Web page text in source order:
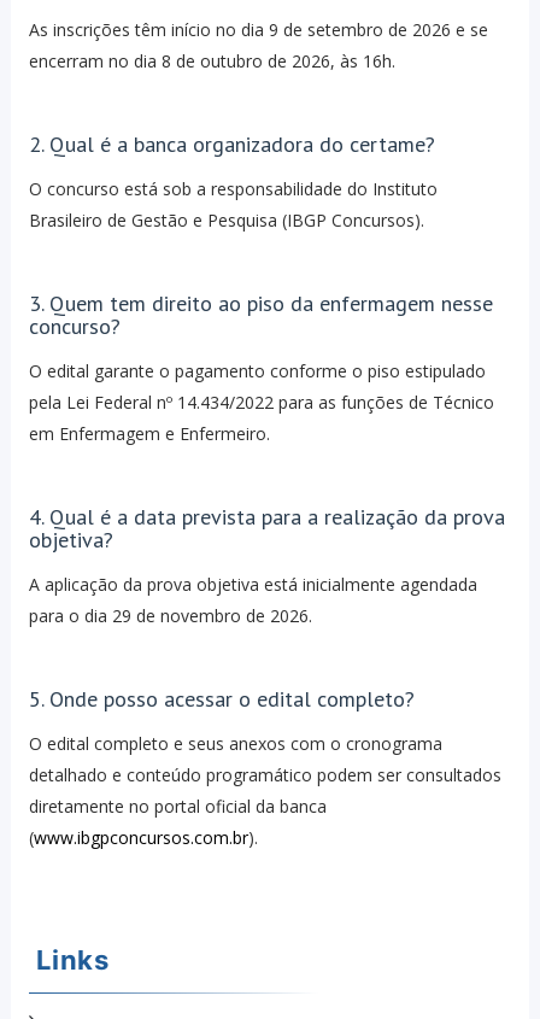
As inscrições têm início no dia 9 de setembro de 2026 e se
encerram no dia 8 de outubro de 2026, às 16h.
2. Qual é a banca organizadora do certame?
O concurso está sob a responsabilidade do Instituto
Brasileiro de Gestão e Pesquisa (IBGP Concursos).
3. Quem tem direito ao piso da enfermagem nesse
concurso?
O edital garante o pagamento conforme o piso estipulado
pela Lei Federal nº 14.434/2022 para as funções de Técnico
em Enfermagem e Enfermeiro.
4. Qual é a data prevista para a realização da prova
objetiva?
A aplicação da prova objetiva está inicialmente agendada
para o dia 29 de novembro de 2026.
5. Onde posso acessar o edital completo?
O edital completo e seus anexos com o cronograma
detalhado e conteúdo programático podem ser consultados
diretamente no portal oficial da banca
(www.ibgpconcursos.com.br).
Links